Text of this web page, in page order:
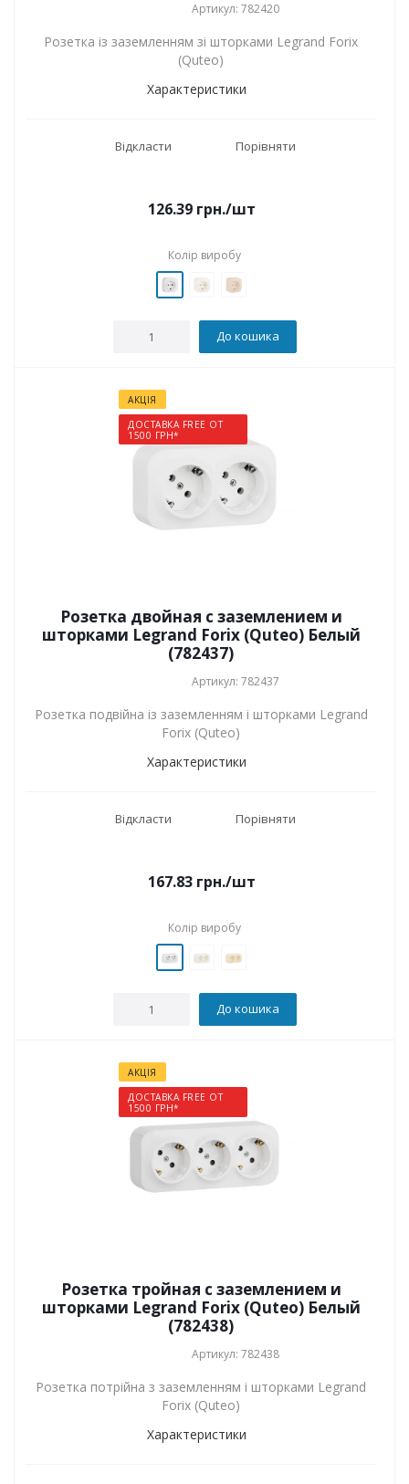
Артикул: 782420
Розетка із заземленням зі шторками Legrand Forix
(Quteo)
Характеристики
Відкласти Порівняти
126.39грн./шт
Колір виробу
До кошика
АКЦІЯ
ДОСТАВКА FREE ОТ
1500 ГРН*
Розетка двойная с заземлением и
шторками Legrand Forix (Quteo) Белый
(782437)
Артикул: 782437
Розетка подвійна із заземленням і шторками Legrand
Forix (Quteo)
Характеристики
Відкласти Порівняти
167.83грн./шт
Колір виробу
До кошика
АКЦІЯ
ДОСТАВКА FREE ОТ
1500 ГРН*
Розетка тройная с заземлением и
шторками Legrand Forix (Quteo) Белый
(782438)
Артикул: 782438
Розетка потрійна з заземленням і шторками Legrand
Forix (Quteo)
Характеристики